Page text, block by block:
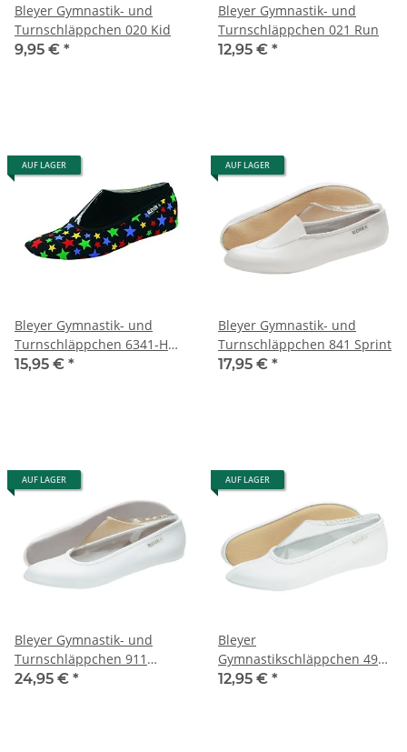
Bleyer Gymnastik- und
Turnschläppchen 020 Kid
9,95 € *
Bleyer Gymnastik- und
Turnschläppchen 021 Run
12,95 € *
AUF LAGER
Bleyer Gymnastik- und
Turnschläppchen 6341-H
schwarz-bunt
15,95 € *
AUF LAGER
Bleyer Gymnastik- und
Turnschläppchen 841 Sprint
17,95 € *
AUF LAGER
Bleyer Gymnastik- und
Turnschläppchen 911
Ballerina
24,95 € *
AUF LAGER
Bleyer
Gymnastikschläppchen 4940
Sporti
12,95 € *